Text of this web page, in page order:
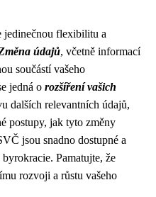
jedinečnou flexibilitu a
údajů, včetně informací
součástí vašeho
jedná o rozšíření vašich
dalších relevantních údajů,
postupy, jak tyto změny
jsou snadno dostupné a
Pamatujte, že
rozvoji a růstu vašeho